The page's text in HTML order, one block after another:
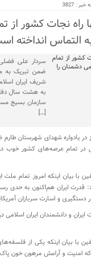
: 3827
راه نجات کشور
التماس انداخته
سردار علی فضلی
ضمن تبریک به
شریف ایران
به هشت سال
سازمان بسیج
[…]
در یادواره شهدای شهرستان
در تمام عرصه‌های کشور
بیان اینکه امروز تمام ملت
ایران هم‌اکنون به حدی
و اسارت سربازان
و دانشمندان ایران
با بیان اینکه یکی از
که امنیت و آرامش مرهون خون